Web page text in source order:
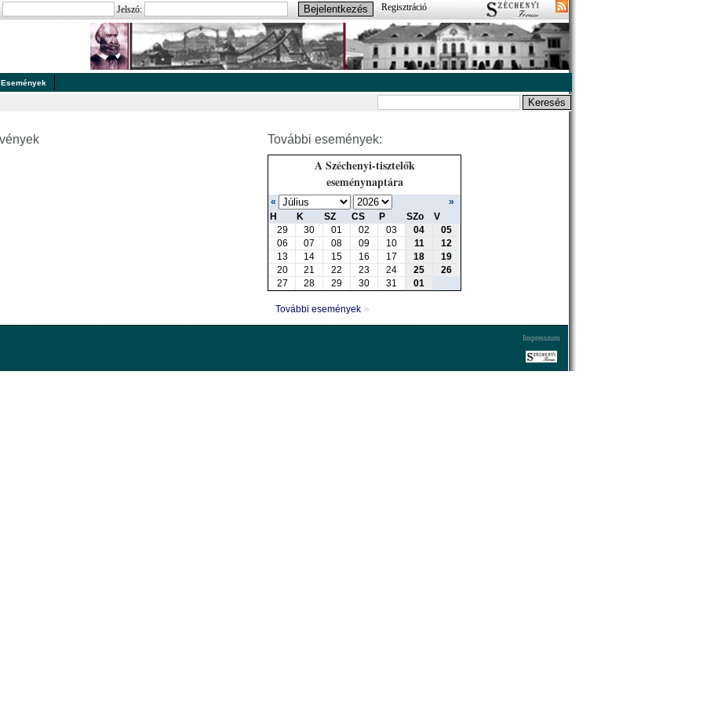
Jelszó: Regisztráció
Események
További események:
A Széchenyi-tisztelők
eseménynaptára
«
»
H
K SZ CS P SZo
V
29
30 01 02 03 04
05
06
07 08 09 10 11
12
13
14 15 16 17 18
19
20
21 22 23 24 25
26
27
28 29 30 31 01
További események »
Impresszum